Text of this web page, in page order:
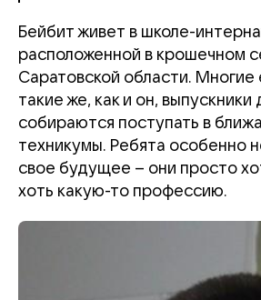
Бейбит живет в школе-
расположенной в крошечном
Саратовской области. Многие
такие же, как и он,
собираются поступать в
техникумы. Ребята особенно
свое будущее – они просто
хоть какую-то профессию.